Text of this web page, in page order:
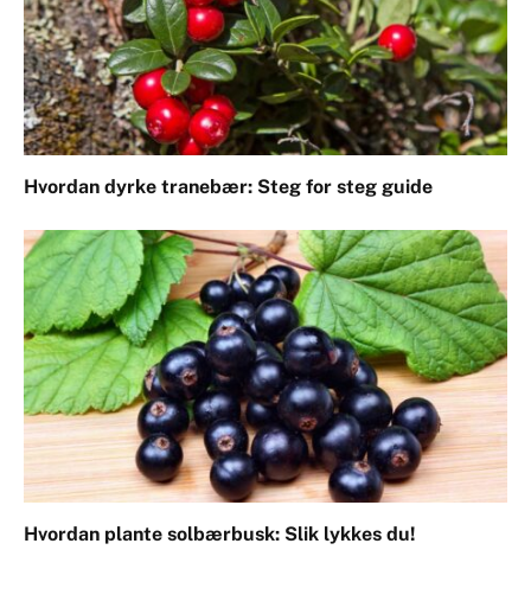
Hvordan dyrke tranebær: Steg for steg guide
Hvordan plante solbærbusk: Slik lykkes du!